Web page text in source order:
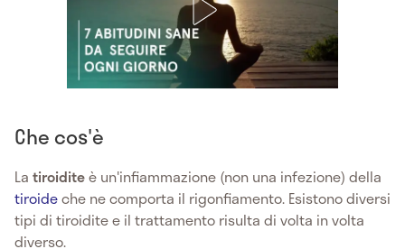
Che cos'è
La tiroiditeè un'infiammazione (non una infezione) della
tiroideche ne comporta il rigonfiamento. Esistono diversi
tipi di tiroidite e il trattamento risulta di volta in volta
diverso.